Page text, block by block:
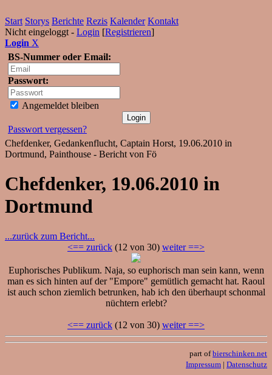
Start Storys Berichte Rezis Kalender Kontakt
Nicht eingeloggt - Login [Registrieren]
Login X
BS-Nummer oder Email:
Passwort:
Angemeldet bleiben
Passwort vergessen?
Chefdenker, Gedankenflucht, Captain Horst, 19.06.2010 in
Dortmund, Painthouse - Bericht von Fö
Chefdenker, 19.06.2010 in
Dortmund
...zurück zum Bericht...
<== zurück (12 von 30) weiter ==>
Euphorisches Publikum. Naja, so euphorisch man sein kann, wenn
man es sich hinten auf der "Empore" gemütlich gemacht hat. Raoul
ist auch schon ziemlich betrunken, hab ich den überhaupt schonmal
nüchtern erlebt?
<== zurück (12 von 30) weiter ==>
part ofbierschinken.net
Impressum | Datenschutz